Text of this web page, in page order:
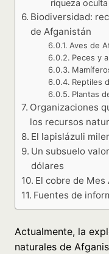
riqueza
Biodiversidad:
de Afganistán
Aves de
Peces y
Reptiles
Plantas
Organizaciones
los recursos
El lapislázuli
Un subsuelo
dólares
El cobre de Mes
Fuentes de
Actualmente, la
naturales de